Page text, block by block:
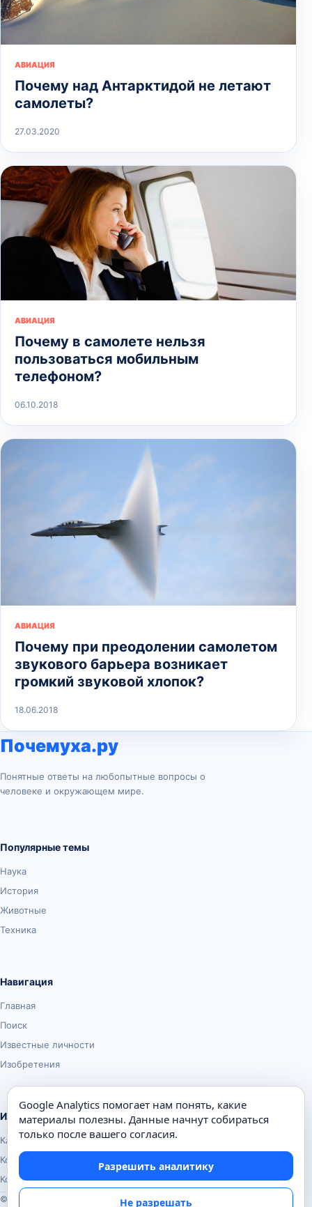
АВИАЦИЯ
Почему над Антарктидой не летают
самолеты?
27.03.2020
АВИАЦИЯ
Почему в самолете нельзя
пользоваться мобильным
телефоном?
06.10.2018
АВИАЦИЯ
Почему при преодолении самолетом
звукового барьера возникает
громкий звуковой хлопок?
18.06.2018
Почемуха.ру
Понятные ответы на любопытные вопросы о
человеке и окружающем мире.
Популярные темы
Наука
История
Животные
Техника
Навигация
Главная
Поиск
Известные личности
Изобретения
Информация
Карта сайта
Контакты
Конфиденциальность
© Почемуха.ру, 2010–2026
Google Analytics помогает нам понять, какие
материалы полезны. Данные начнут собираться
только после вашего согласия.
Разрешить аналитику
Не разрешать